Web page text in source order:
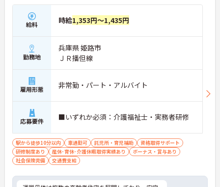
給料 時給1,353円～1,435円
勤務地
兵庫県 姫路市
ＪＲ播但線
雇用形態 非常勤・パート・アルバイト
応募要件 ■いずれか必須：介護福祉士・実務者研修
駅から徒歩10分以内 車通勤可 託児所・育児補助
資格取得サポート
研修制度あり
産休･育休･介護休暇取得実績あり
ボーナス・賞与あり
社会保険完備
交通費支給